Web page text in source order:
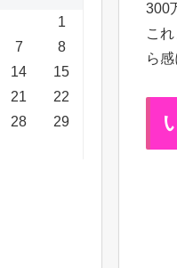
300
こ
ら
1
7
8
14
15
21
22
28
29